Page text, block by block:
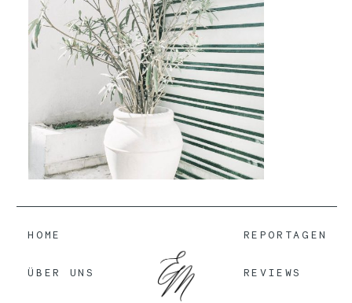
HOME
ÜBER UNS
REPORTAGEN
REVIEWS
ÜBER UNS
HOCHZEIT
REPORTAGEN
KONTAKT